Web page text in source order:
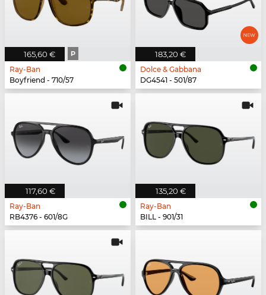
165,60 € P
Ray-Ban
Boyfriend - 710/57
183,20 €
Dolce & Gabbana
DG4541 - 501/87
117,60 €
Ray-Ban
RB4376 - 601/8G
135,20 €
Ray-Ban
BILL - 901/31